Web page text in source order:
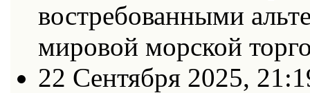
востребованными
мировой морской
22 Сентября 2025,